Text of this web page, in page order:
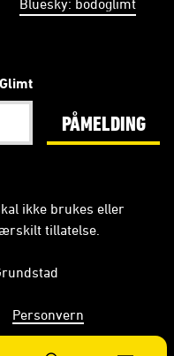
PÅMELDING
ikke brukes eller
tillatelse.
Personvern